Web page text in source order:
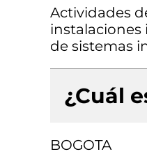
Actividades
instalaciones
de sistemas
¿Cuál
BOGOTA